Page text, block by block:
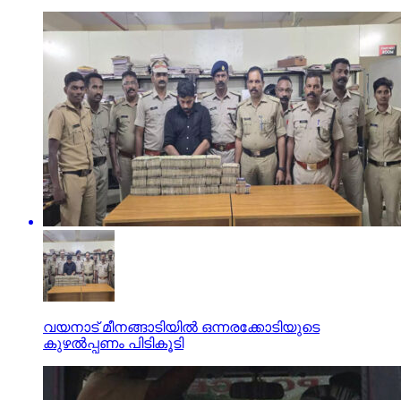
വയനാട് മീനങ്ങാടിയില്‍ ഒന്നരക്കോടിയുടെ
കുഴല്‍പ്പണം പിടികൂടി